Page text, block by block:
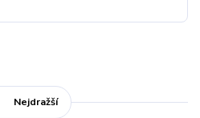
Nejdražší